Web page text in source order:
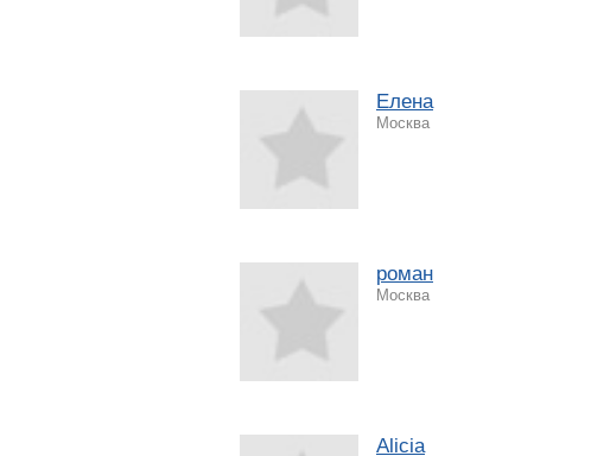
Елена
Москва
роман
Москва
Alicia